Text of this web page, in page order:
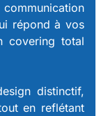
répond à vos
covering total
distinctif,
en reflétant